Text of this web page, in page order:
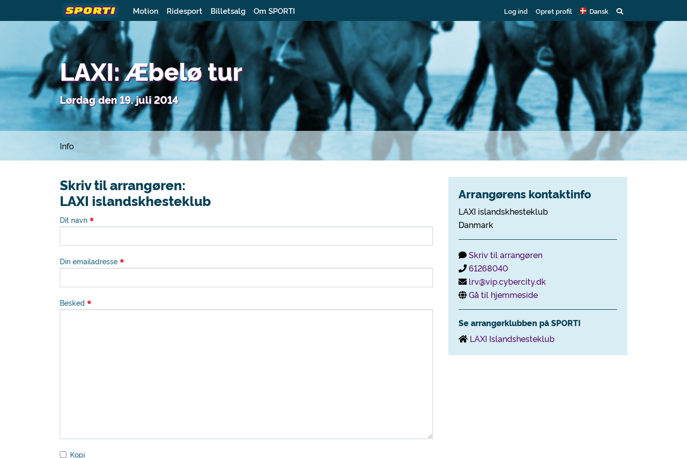
Motion Ridesport Billetsalg Om SPORTI Log ind Opret profil Dansk
LAXI: Æbelø tur
Lørdag den 19. juli 2014
Info
Skriv til arrangøren:
LAXI islandskhesteklub
Dit navn
Din emailadresse
Besked
Kopi
Arrangørens kontaktinfo
LAXI islandskhesteklub
Danmark
Skriv til arrangøren
61268040
lrv@vip.cybercity.dk
Gå til hjemmeside
Se arrangørklubben på SPORTI
LAXI Islandshesteklub